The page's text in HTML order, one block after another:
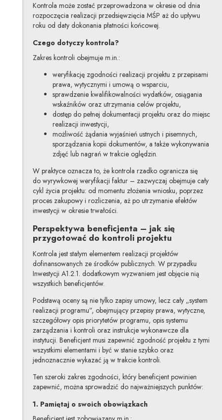
Kontrola może zostać przeprowadzona w okresie od dnia
rozpoczęcia realizacji przedsięwzięcia MŚP aż do upływu
roku od daty dokonania płatności końcowej.
Czego dotyczy kontrola?
Zakres kontroli obejmuje m.in.:
weryfikację zgodności realizacji projektu z przepisami
prawa, wytycznymi i umową o wsparciu,
sprawdzenie kwalifikowalności wydatków, osiągania
wskaźników oraz utrzymania celów projektu,
dostęp do pełnej dokumentacji projektu oraz do miejsc
realizacji inwestycji,
możliwość żądania wyjaśnień ustnych i pisemnych,
sporządzania kopii dokumentów, a także wykonywania
zdjęć lub nagrań w trakcie oględzin.
W praktyce oznacza to, że kontrola rzadko ogranicza się
do wyrywkowej weryfikacji faktur – zazwyczaj obejmuje cały
cykl życia projektu: od momentu złożenia wniosku, poprzez
proces zakupowy i rozliczenia, aż po utrzymanie efektów
inwestycji w okresie trwałości.
Perspektywa beneficjenta – jak się
przygotować do kontroli projektu
Kontrola jest stałym elementem realizacji projektów
dofinansowanych ze środków publicznych. W przypadku
Inwestycji A1.2.1. dodatkowym wyzwaniem jest objęcie nią
wszystkich beneficjentów.
Podstawą oceny są nie tylko zapisy umowy, lecz cały „system
realizacji programu”, obejmujący przepisy prawa, wytyczne,
szczegółowy opis priorytetów programu, opis systemu
zarządzania i kontroli oraz instrukcje wykonawcze dla
instytucji. Beneficjent musi zapewnić zgodność projektu z tymi
wszystkimi elementami i być w stanie szybko oraz
jednoznacznie wykazać ją w trakcie kontroli.
Ten szeroki zakres zgodności, który beneficjent powinien
zapewnić, można sprowadzić do najważniejszych punktów:
1. Pamiętaj o swoich obowiązkach